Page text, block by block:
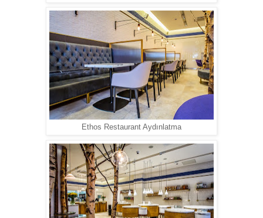
Ethos Restaurant Aydınlatma